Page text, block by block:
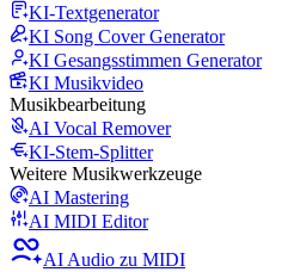
KI-Textgenerator
KI Song Cover Generator
KI Gesangsstimmen Generator
KI Musikvideo
Musikbearbeitung
AI Vocal Remover
KI-Stem-Splitter
Weitere Musikwerkzeuge
AI Mastering
AI MIDI Editor
AI Audio zu MIDI